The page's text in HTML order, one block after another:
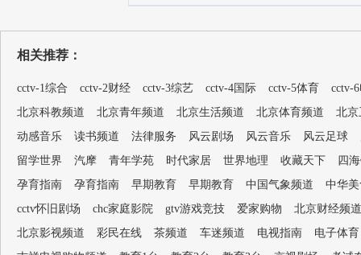
相关推荐：
cctv-1综合 cctv-2财经 cctv-3综艺 cctv-4国际 cctv-5体育
cctv-
北京科教频道
北京青年频道 北京生活频道 北京体育频道
北京
动感音乐
读书频道 法律服务 风云剧场 风云音乐 风云足球
留学世界
汽摩 青年学苑 时代家居 世界地理 收藏天下
四
孕育指南
孕育指南 早期教育 早期教育 中国气象频道
中华
cctv怀旧剧场
chc家庭影院 gtv游戏竞技 爱家购物
北京财经频道
北京影视频道
彩民在线 茶频道 车迷频道 电视指南
电子体育